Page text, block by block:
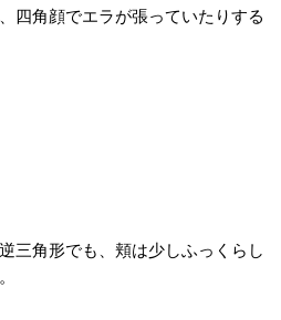
四角顔でエラが張っていたりする
三角形でも、頬は少しふっくらし